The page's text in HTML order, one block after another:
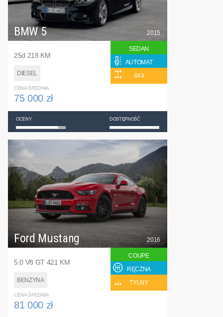
BMW 5
25d 218 KM
DIESEL
2015
SEDAN
AUTOMAT
4X4
CENA ŚREDNIA
75 000 zł
OCENY DOSTĘPNOŚĆ
Ford Mustang
5.0 V8 GT 421 KM
BENZYNA
2016
COUPE
RĘCZNA
TYLNY
CENA ŚREDNIA
81 000 zł